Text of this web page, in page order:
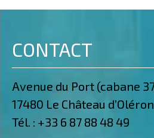
CONTACT
Avenue du Port (cabane
17480 Le Château
Tél. : +33 6 87 88 48 49